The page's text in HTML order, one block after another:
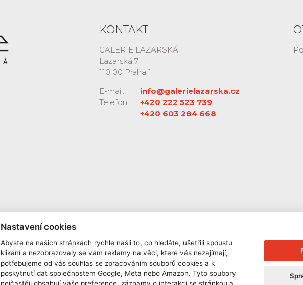
KONTAKT
GALERIE LAZARSKÁ
Lazarská 7
110 00 Praha 1
E-mail:
info@galerielazarska.cz
Telefon:
+420 222 523 739
+420 603 284 668
info@galerie-lazarska.cz| Telefon: +420222523739, +420603284668, +420603284651 |
Nastavení cookies
Abyste na našich stránkách rychle našli to, co hledáte, ušetřili spoustu
klikání a nezobrazovaly se vám reklamy na věci, které vás nezajímají,
potřebujeme od vás souhlas se zpracováním souborů cookies a k
poskytnutí dat společnostem Google, Meta nebo Amazon. Tyto soubory